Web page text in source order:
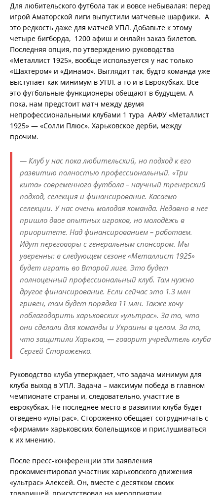
Для любительского футбола так и вовсе небывалая: перед
игрой Аматорской лиги выпустили матчевые шарфики. А
это редкость даже для матчей УПЛ. Добавьте к этому
четыре бигборда, 1200 афиш и онлайн заказ билетов.
Последняя опция, по утверждению руководства
«Металлист 1925», вообще используется у нас только
«Шахтером» и «Динамо». Выглядит так, будто команда уже
выступает как минимум в УПЛ, а то и в Еврокубках. Все
это футбольные функционеры обещают в будущем. А
пока, нам предстоит матч между двумя
непрофессиональными клубами 1 тура ААФУ «Металлист
1925» — «Солли Плюс». Харьковское дерби, между
прочим.
— Клуб у нас пока любительский, но подход к его
развитию полностью профессиональный. «Три
кита» современного футбола – научный тренерский
подход, селекция и финансирование. Касаемо
селекции. У нас очень молодая команда. Недавно в нее
пришло двое опытных игроков, но молодёжь в
приоритете. Над финансированием – работаем.
Идут переговоры с генеральным спонсором. Мы
уверенны: в следующем сезоне «Металлист 1925»
будет играть во Второй лиге. Это будет
полноценный профессиональный клуб. Там нужно
другое финансирование. Если сейчас это 1.3 млн
гривен, там будет порядка 11 млн. Также хочу
поблагодарить харьковских «ультрас». За то, что
они сделали для команды и Украины в целом. За то,
что защитили Харьков, — говорит учредитель клуба
Сергей Стороженко.
Руководство клуба утверждает, что задача минимум для
клуба выход в УПЛ. Задача – максимум победа в главном
чемпионате страны и, следовательно, участтие в
еврокубках. Не последнее место в развитии клуба будет
отведено «ультрас». Стороженко обещает сотрудничать с
«фирмами» харьковских болельщиков и прислушиваться
к их мнению.
После пресс-конференции эти заявления
прокомментировал участник харьковского движения
«ультрас» Алексей. Он, вместе с десятком своих
товарищей, присутствовал на мероприятии.